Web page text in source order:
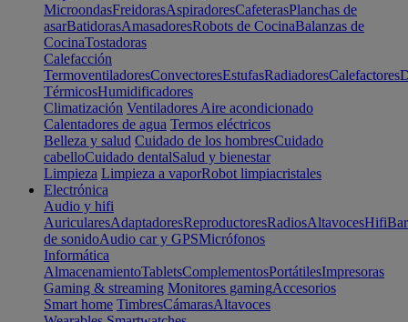
MicroondasFreidorasAspiradoresCafeterasPlanchas de
asarBatidorasAmasadoresRobots de CocinaBalanzas de
CocinaTostadoras
Calefacción
TermoventiladoresConvectoresEstufasRadiadoresCalefactores
TérmicosHumidificadores
Climatización Ventiladores Aire acondicionado
Calentadores de agua Termos eléctricos
Belleza y salud Cuidado de los hombresCuidado
cabelloCuidado dentalSalud y bienestar
Limpieza Limpieza a vaporRobot limpiacristales
Electrónica
Audio y hifi
AuricularesAdaptadoresReproductoresRadiosAltavocesHifi
de sonidoAudio car y GPSMicrófonos
Informática
AlmacenamientoTabletsComplementosPortátilesImpresoras
Gaming & streaming Monitores gamingAccesorios
Smart home TimbresCámarasAltavoces